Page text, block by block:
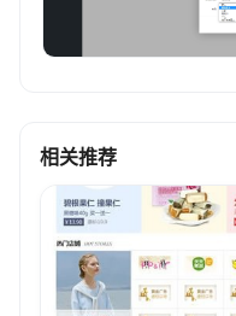
相关推荐